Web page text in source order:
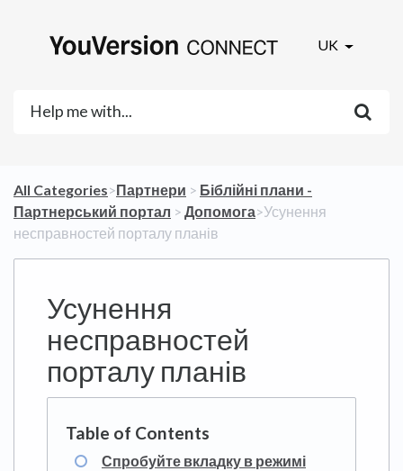
UK
All Categories​>​​Партнери ​ > ​ ​Біблійні плани -
Партнерський портал ​ > ​ ​Допомога​>​ Усунення
несправностей порталу планів
Усунення
несправностей
порталу планів
Спробуйте вкладку в режимі